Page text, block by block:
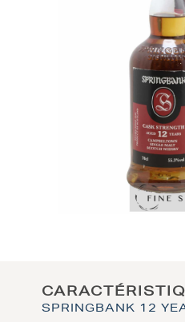
SPRINGBANK 12